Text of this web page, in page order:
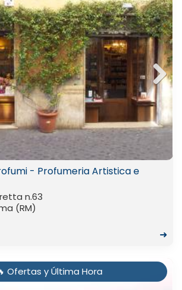
Next
- Profumeria Artistica e
n.63
(RM)
➜
Ofertas y Última Hora